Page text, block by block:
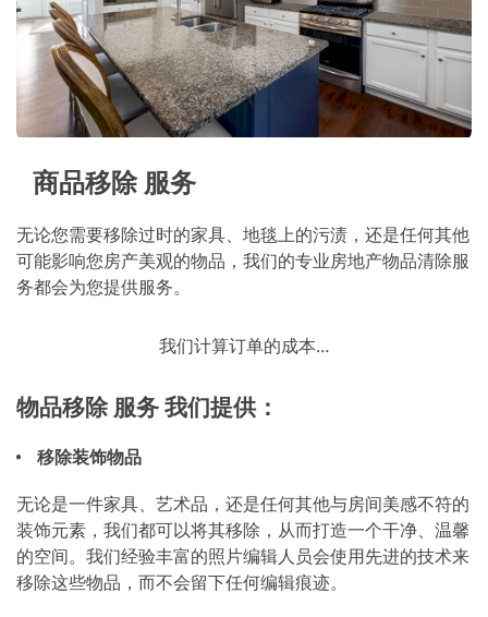
商品移除 服务
无论您需要移除过时的家具、地毯上的污渍，还是任何其他
可能影响您房产美观的物品，我们的专业房地产物品清除服
务都会为您提供服务。
我们计算订单的成本…
物品移除 服务 我们提供：
移除装饰物品
无论是一件家具、艺术品，还是任何其他与房间美感不符的
装饰元素，我们都可以将其移除，从而打造一个干净、温馨
的空间。我们经验丰富的照片编辑人员会使用先进的技术来
移除这些物品，而不会留下任何编辑痕迹。